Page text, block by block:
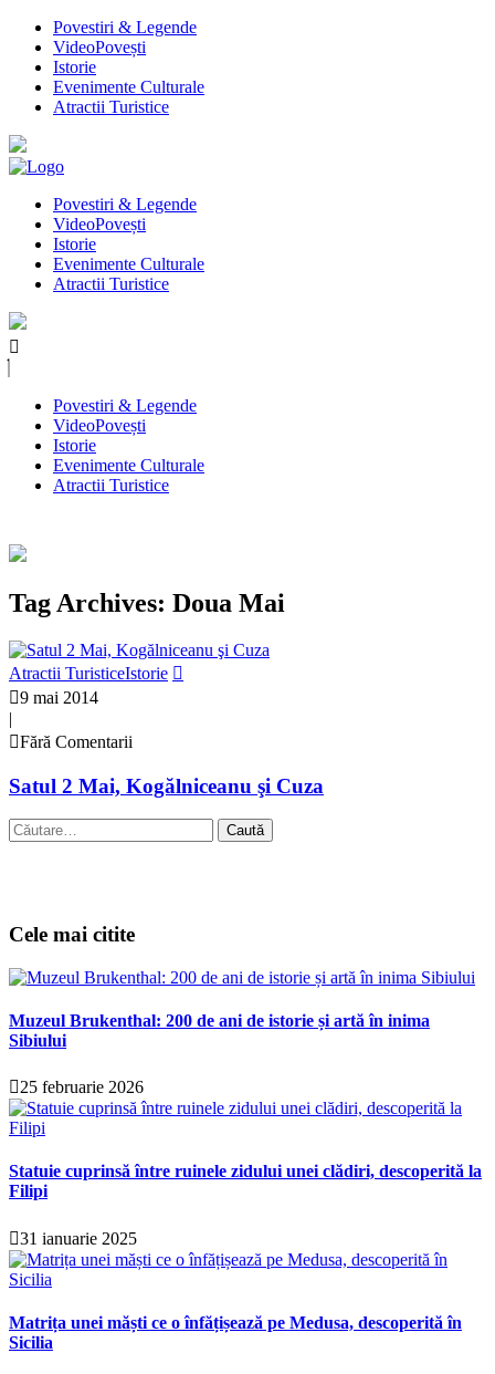
Povestiri & Legende
VideoPovești
Istorie
Evenimente Culturale
Atractii Turistice
Povestiri & Legende
VideoPovești
Istorie
Evenimente Culturale
Atractii Turistice
Povestiri & Legende
VideoPovești
Istorie
Evenimente Culturale
Atractii Turistice
Tag Archives: Doua Mai
Atractii TuristiceIstorie
9 mai 2014
|
Fără Comentarii
Satul 2 Mai, Kogălniceanu şi Cuza
Caută
după:
Cele mai citite
Muzeul Brukenthal: 200 de ani de istorie și artă în inima
Sibiului
25 februarie 2026
Statuie cuprinsă între ruinele zidului unei clădiri, descoperită la
Filipi
31 ianuarie 2025
Matrița unei măști ce o înfățișează pe Medusa, descoperită în
Sicilia